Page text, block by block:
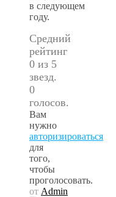
в следующем
году.
Средний
рейтинг
0 из 5
звезд.
0
голосов.
Вам
нужно
авторизироваться
для
того,
чтобы
проголосовать.
от Admin